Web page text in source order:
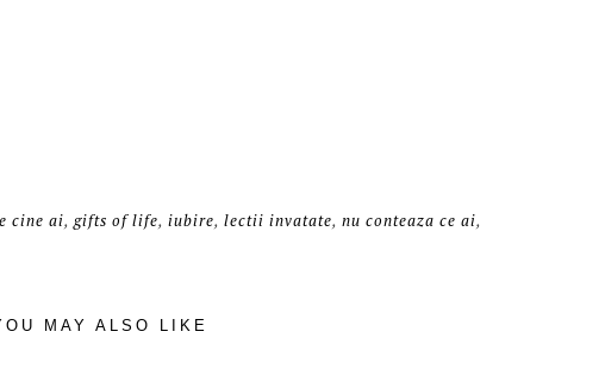
cine ai,gifts of life,iubire,lectii invatate,nu conteaza ce ai,
MAY ALSO LIKE